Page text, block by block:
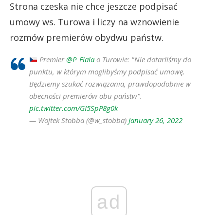
Strona czeska nie chce jeszcze podpisać
umowy ws. Turowa i liczy na wznowienie
rozmów premierów obydwu państw.
Premier@P_Fiala o Turowie: "Nie dotarliśmy do
punktu, w którym moglibyśmy podpisać umowę.
Będziemy szukać rozwiązania, prawdopodobnie w
obecności premierów obu państw".
pic.twitter.com/GI5SpP8g0k
— Wojtek Stobba (@w_stobba) January 26, 2022
ad